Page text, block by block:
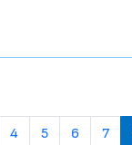
4 5 6 7